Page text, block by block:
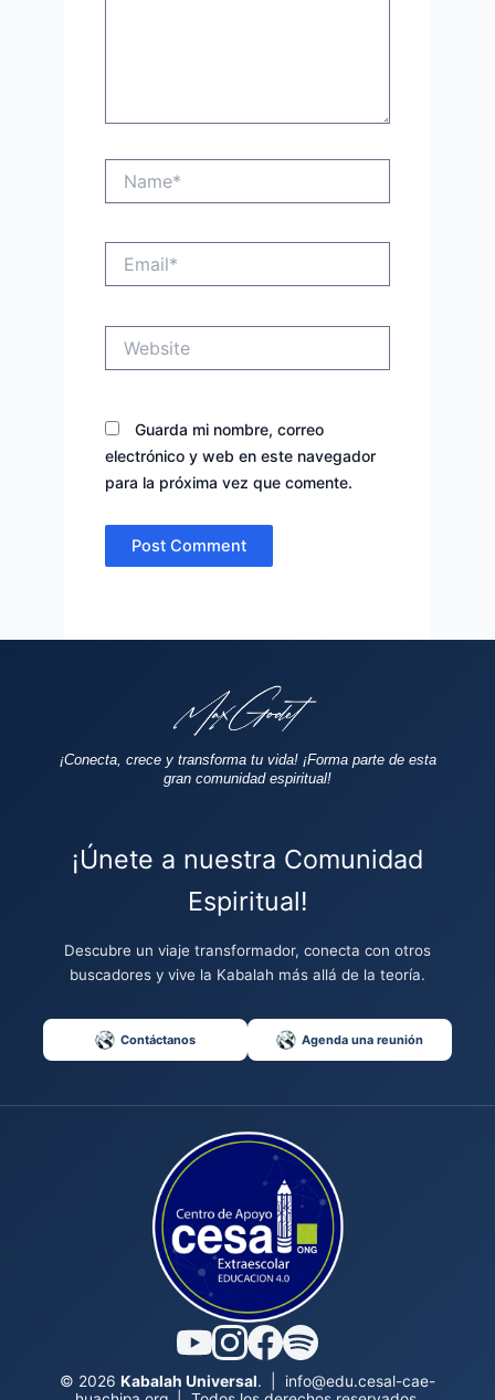
Guarda mi nombre, correo
electrónico y web en este navegador
para la próxima vez que comente.
¡Conecta, crece y transforma tu vida! ¡Forma parte de esta
gran comunidad espiritual!
¡Únete a nuestra Comunidad
Espiritual!
Descubre un viaje transformador, conecta con otros
buscadores y vive la Kabalah más allá de la teoría.
Contáctanos Agenda una reunión
© 2026 Kabalah Universal.
info@edu.cesal-cae-